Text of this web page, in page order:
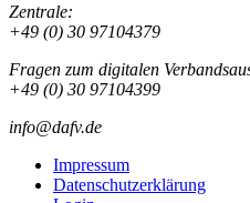
Zentrale:
+49 (0) 30 97104379
Fragen zum digitalen
+49 (0) 30 97104399
info@dafv.de
Impressum
Datenschutzerklärung